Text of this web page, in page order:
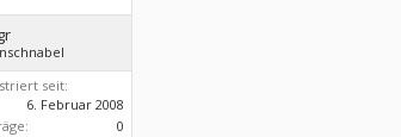
seit:
6. Februar 2008
0